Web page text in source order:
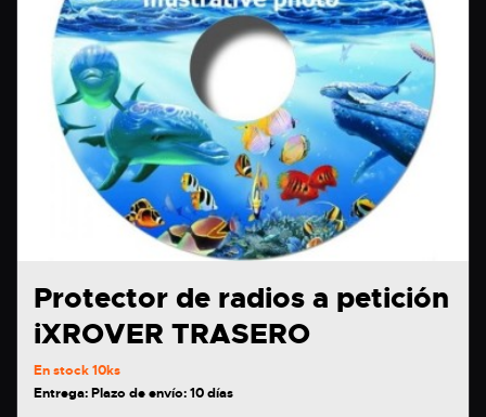
Protector de radios a petición
iXROVER TRASERO
En stock10ks
Entrega: Plazo de envío: 10 días